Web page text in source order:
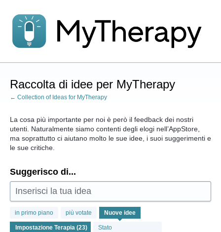
al
contenuto
Raccolta di idee per MyTherapy
← Collection of Ideas for MyTherapy
La cosa più importante per noi è però il feedback dei nostri
utenti. Naturalmente siamo contenti degli elogi nell’AppStore,
ma soprattutto ci aiutano molto le sue idee, i suoi suggerimenti e
le sue critiche.
Suggerisco di...
Inserisci la tua idea
in primo piano più votate Nuove idee
Stato
23
risultati
trovati